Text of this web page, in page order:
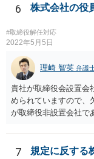
となりますが、当該
もっとも、親会社が
には、監査が無効にな
反する兼任の場合には
われます。
6 株式会社の役
#取締役解任対応
2022年5月5日
理崎 智英 弁護
貴社が取締役会設置会
められていますので、
が取締役非設置会社で
生じた場合、会社に対
後の対応等について
7
規定に反する